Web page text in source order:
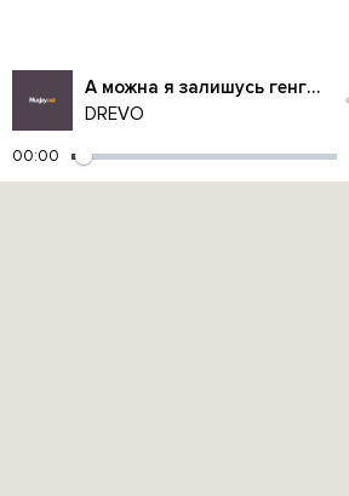
А можна я залишусь генгста
DREVO
00:00